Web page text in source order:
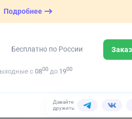
Подробнее
Бесплатно по России
с 0800 до 1900
Давайте
дружить: